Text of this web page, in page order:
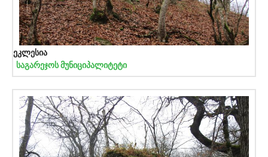
ეკლესია
საგარეჯოს მუნიციპალიტეტი